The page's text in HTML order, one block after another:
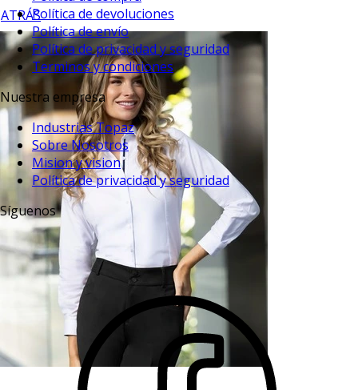
ATRÁSPolítica de devoluciones
Política de envío
Política de privacidad y seguridad
Terminos y condiciones
Nuestra empresa
Industrias Topaz
Sobre Nosotros
Mision y vision
Política de privacidad y seguridad
Síguenos